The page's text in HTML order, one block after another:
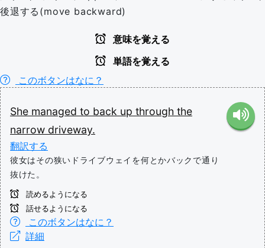
後退する(move backward)
意味を覚える
単語を覚える
このボタンはなに？
She managed to back up through the
narrow driveway.
翻訳する
彼女はその狭いドライブウェイを何とかバックで通り
抜けた。
読めるようになる
話せるようになる
このボタンはなに？
詳細